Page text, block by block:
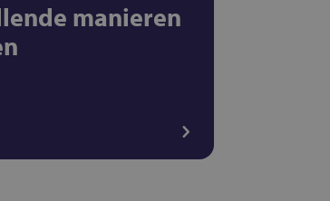
manieren